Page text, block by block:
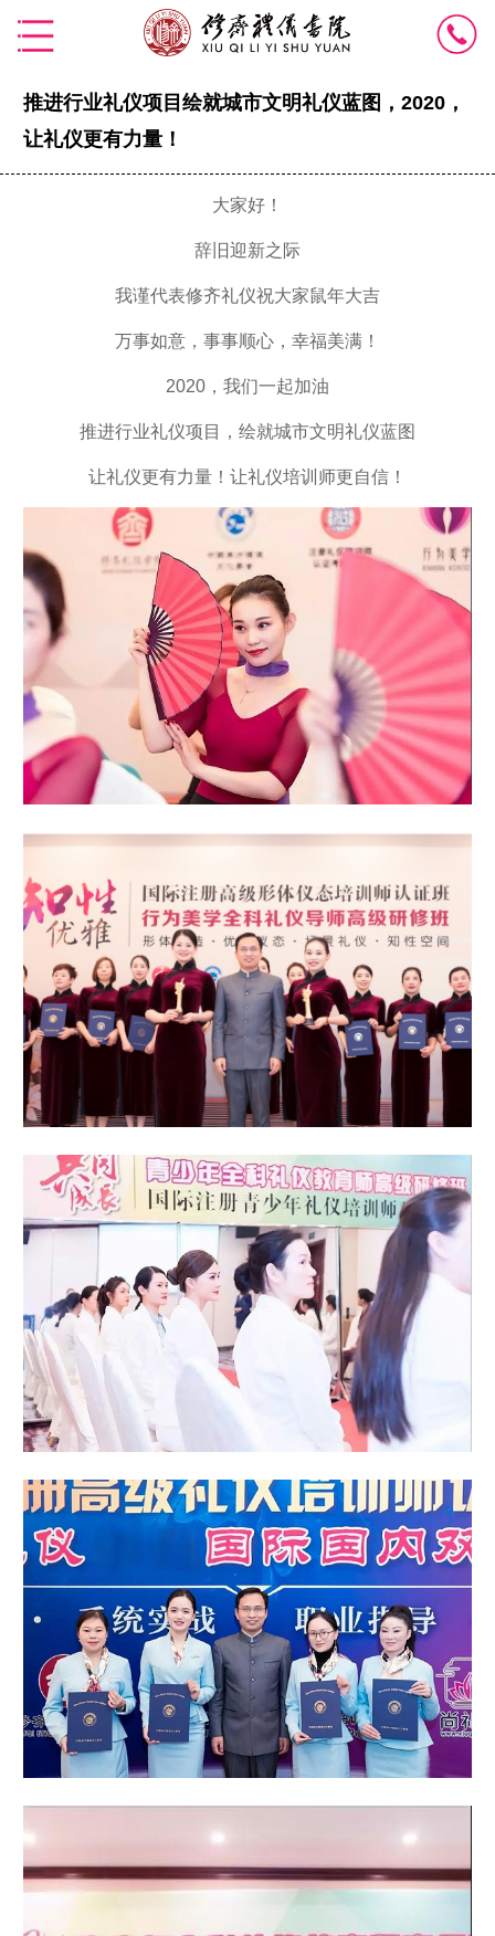
推进行业礼仪项目绘就城市文明礼仪蓝图​，2020，
让礼仪更有力量！
大家好！
辞旧迎新之际
我谨代表修齐礼仪祝大家鼠年大吉
万事如意，事事顺心，幸福美满！
2020，我们一起加油
推进行业礼仪项目，绘就城市文明礼仪蓝图
让礼仪更有力量！让礼仪培训师更自信！